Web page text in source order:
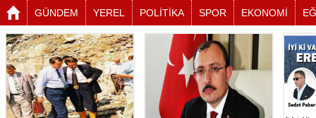
GÜNDEM YEREL POLİTİKA SPOR EKONOMİ